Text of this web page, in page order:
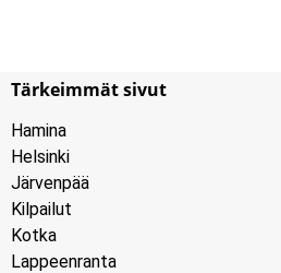
Tärkeimmät sivut
Hamina
Helsinki
Järvenpää
Kilpailut
Kotka
Lappeenranta